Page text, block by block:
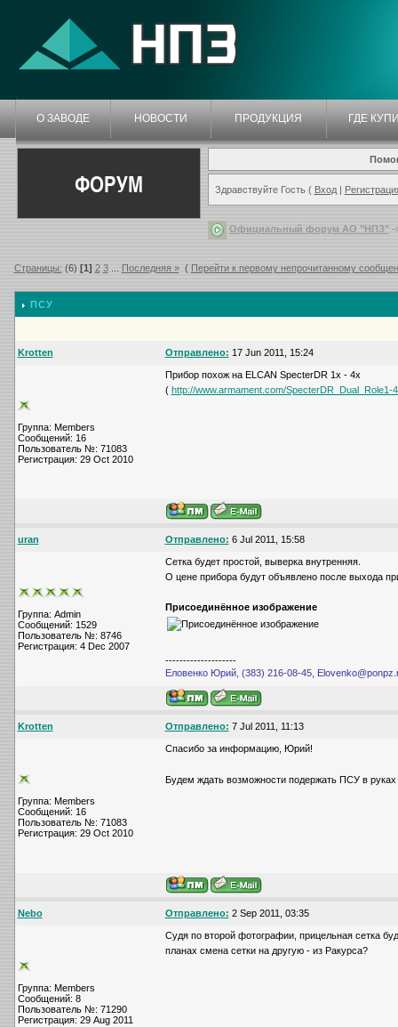
О ЗАВОДЕ НОВОСТИ ПРОДУКЦИЯ ГДЕ
ФОРУМ Здравствуйте Гость ( Вход|
Официальный форум АО "НПЗ"-
Страницы: (6) [1] 2 3... Последняя » ( Перейти к первому непрочитанному
ПСУ
Krotten Отправлено: 17 Jun 2011, 15:24
Группа: Members
Сообщений: 16
Пользователь №: 71083
Регистрация: 29 Oct 2010
Прибор похож на ELCAN SpecterDR 1x - 4x
( http://www.armament.com/SpecterDR_Dual_Role1-
uran Отправлено: 6 Jul 2011, 15:58
Группа: Admin
Сообщений: 1529
Пользователь №: 8746
Регистрация: 4 Dec 2007
Сетка будет простой, выверка внутренняя.
О цене прибора будут объявлено после выхода
Присоединённое изображение
--------------------
Еловенко Юрий, (383) 216-08-45,
Krotten Отправлено: 7 Jul 2011, 11:13
Группа: Members
Сообщений: 16
Пользователь №: 71083
Регистрация: 29 Oct 2010
Спасибо за информацию, Юрий!
Будем ждать возможности подержать ПСУ в руках
Nebo Отправлено: 2 Sep 2011, 03:35
Группа: Members
Сообщений: 8
Пользователь №: 71290
Регистрация: 29 Aug 2011
Судя по второй фотографии, прицельная сетка
планах смена сетки на другую - из Ракурса?